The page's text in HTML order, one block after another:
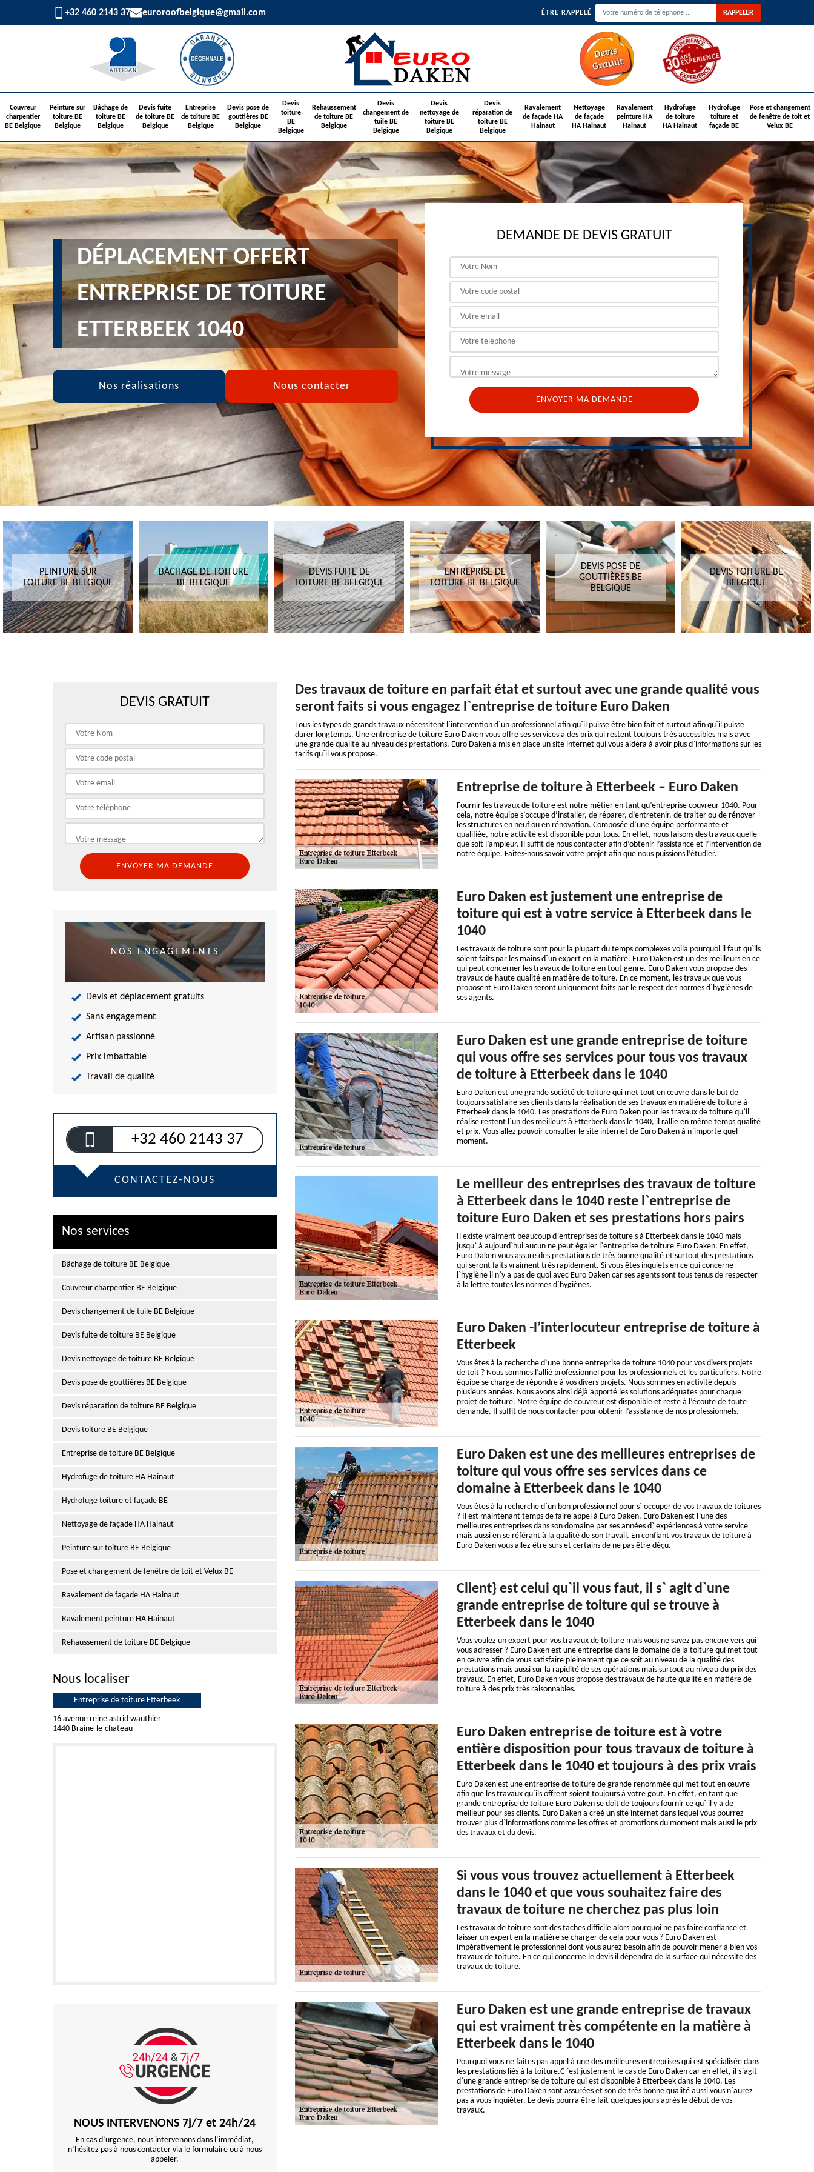
+32 460 2143 37 euroroofbelgique@gmail.com ÊTRE RAPPELÉ
Couvreur
charpentier
BE Belgique
Peinture sur
toiture BE
Belgique
Bâchage de
toiture BE
Belgique
Devis fuite
de toiture BE
Belgique
Entreprise
de toiture BE
Belgique
Devis pose de
gouttières BE
Belgique
Devis
toiture
BE
Belgique
Rehaussement
de toiture BE
Belgique
Devis
changement de
tuile BE
Belgique
Devis
nettoyage de
toiture BE
Belgique
Devis
réparation de
toiture BE
Belgique
Ravalement
de façade HA
Hainaut
Nettoyage
de façade
HA Hainaut
Ravalement
peinture HA
Hainaut
Hydrofuge
de toiture
HA Hainaut
Hydrofuge
toiture et
façade BE
Pose et changement
de fenêtre de toit et
Velux BE
DÉPLACEMENT OFFERT
ENTREPRISE DE TOITURE
ETTERBEEK 1040
Nos réalisations Nous contacter
DEMANDE DE DEVIS GRATUIT
PEINTURE SUR
TOITURE BE BELGIQUE
BÂCHAGE DE TOITURE
BE BELGIQUE
DEVIS FUITE DE
TOITURE BE BELGIQUE
ENTREPRISE DE
TOITURE BE BELGIQUE
DEVIS POSE DE
GOUTTIÈRES BE
BELGIQUE
DEVIS TOITURE BE
BELGIQUE
DEVIS GRATUIT
NOS ENGAGEMENTS
Devis et déplacement gratuits
Sans engagement
Artisan passionné
Prix imbattable
Travail de qualité
+32 460 2143 37
CONTACTEZ-NOUS
Nos services
Bâchage de toiture BE Belgique
Couvreur charpentier BE Belgique
Devis changement de tuile BE Belgique
Devis fuite de toiture BE Belgique
Devis nettoyage de toiture BE Belgique
Devis pose de gouttières BE Belgique
Devis réparation de toiture BE Belgique
Devis toiture BE Belgique
Entreprise de toiture BE Belgique
Hydrofuge de toiture HA Hainaut
Hydrofuge toiture et façade BE
Nettoyage de façade HA Hainaut
Peinture sur toiture BE Belgique
Pose et changement de fenêtre de toit et Velux BE
Ravalement de façade HA Hainaut
Ravalement peinture HA Hainaut
Rehaussement de toiture BE Belgique
Nous localiser
Entreprise de toiture Etterbeek
16 avenue reine astrid wauthier
1440 Braine-le-chateau
NOUS INTERVENONS 7j/7 et 24h/24
En cas d’urgence, nous intervenons dans l’immédiat,
n’hésitez pas à nous contacter via le formulaire ou à nous
appeler.
Des travaux de toiture en parfait état et surtout avec une grande qualité vous
seront faits si vous engagez l`entreprise de toiture Euro Daken
Tous les types de grands travaux nécessitent l`intervention d`un professionnel afin qu`il puisse être bien fait et surtout afin qu`il puisse
durer longtemps. Une entreprise de toiture Euro Daken vous offre ses services à des prix qui restent toujours très accessibles mais avec
une grande qualité au niveau des prestations. Euro Daken a mis en place un site internet qui vous aidera à avoir plus d`informations sur les
tarifs qu`il vous propose.
Entreprise de toiture à Etterbeek – Euro Daken
Fournir les travaux de toiture est notre métier en tant qu’entreprise couvreur 1040. Pour
cela, notre équipe s’occupe d’installer, de réparer, d’entretenir, de traiter ou de rénover
les structures en neuf ou en rénovation. Composée d’une équipe performante et
qualifiée, notre activité est disponible pour tous. En effet, nous faisons des travaux quelle
que soit l’ampleur. Il suffit de nous contacter afin d’obtenir l’assistance et l’intervention de
notre équipe. Faites-nous savoir votre projet afin que nous puissions l’étudier.
Euro Daken est justement une entreprise de
toiture qui est à votre service à Etterbeek dans le
1040
Les travaux de toiture sont pour la plupart du temps complexes voila pourquoi il faut qu`ils
soient faits par les mains d`un expert en la matière. Euro Daken est un des meilleurs en ce
qui peut concerner les travaux de toiture en tout genre. Euro Daken vous propose des
travaux de haute qualité en matière de toiture. En ce moment, les travaux que vous
proposent Euro Daken seront uniquement faits par le respect des normes d`hygiènes de
ses agents.
Euro Daken est une grande entreprise de toiture
qui vous offre ses services pour tous vos travaux
de toiture à Etterbeek dans le 1040
Euro Daken est une grande société de toiture qui met tout en œuvre dans le but de
toujours satisfaire ses clients dans la réalisation de ses travaux en matière de toiture à
Etterbeek dans le 1040. Les prestations de Euro Daken pour les travaux de toiture qu`il
réalise restent l`un des meilleurs à Etterbeek dans le 1040, il rallie en même temps qualité
et prix. Vous allez pouvoir consulter le site internet de Euro Daken à n`importe quel
moment.
Le meilleur des entreprises des travaux de toiture
à Etterbeek dans le 1040 reste l`entreprise de
toiture Euro Daken et ses prestations hors pairs
Il existe vraiment beaucoup d`entreprises de toiture s à Etterbeek dans le 1040 mais
jusqu` à aujourd`hui aucun ne peut égaler l`entreprise de toiture Euro Daken. En effet,
Euro Daken vous assure des prestations de très bonne qualité et surtout des prestations
qui seront faits vraiment très rapidement. Si vous êtes inquiets en ce qui concerne
l`hygiène il n`y a pas de quoi avec Euro Daken car ses agents sont tous tenus de respecter
à la lettre toutes les normes d`hygiènes.
Euro Daken -l’interlocuteur entreprise de toiture à
Etterbeek
Vous êtes à la recherche d’une bonne entreprise de toiture 1040 pour vos divers projets
de toit ? Nous sommes l’allié professionnel pour les professionnels et les particuliers. Notre
équipe se charge de répondre à vos divers projets. Nous sommes en activité depuis
plusieurs années. Nous avons ainsi déjà apporté les solutions adéquates pour chaque
projet de toiture. Notre équipe de couvreur est disponible et reste à l’écoute de toute
demande. Il suffit de nous contacter pour obtenir l’assistance de nos professionnels.
Euro Daken est une des meilleures entreprises de
toiture qui vous offre ses services dans ce
domaine à Etterbeek dans le 1040
Vous êtes à la recherche d`un bon professionnel pour s` occuper de vos travaux de toitures
? Il est maintenant temps de faire appel à Euro Daken. Euro Daken est l`une des
meilleures entreprises dans son domaine par ses années d` expériences à votre service
mais aussi en se référant à la qualité de son travail. En confiant vos travaux de toiture à
Euro Daken vous allez être surs et certains de ne pas être déçu.
Client} est celui qu`il vous faut, il s` agit d`une
grande entreprise de toiture qui se trouve à
Etterbeek dans le 1040
Vous voulez un expert pour vos travaux de toiture mais vous ne savez pas encore vers qui
vous adresser ? Euro Daken est une entreprise dans le domaine de la toiture qui met tout
en œuvre afin de vous satisfaire pleinement que ce soit au niveau de la qualité des
prestations mais aussi sur la rapidité de ses opérations mais surtout au niveau du prix des
travaux. En effet, Euro Daken vous propose des travaux de haute qualité en matière de
toiture à des prix très raisonnables.
Euro Daken entreprise de toiture est à votre
entière disposition pour tous travaux de toiture à
Etterbeek dans le 1040 et toujours à des prix vrais
Euro Daken est une entreprise de toiture de grande renommée qui met tout en œuvre
afin que les travaux qu`ils offrent soient toujours à votre gout. En effet, en tant que
grande entreprise de toiture Euro Daken se doit de toujours fournir ce qu` il y a de
meilleur pour ses clients. Euro Daken a créé un site internet dans lequel vous pourrez
trouver plus d`informations comme les offres et promotions du moment mais aussi le prix
des travaux et du devis.
Si vous vous trouvez actuellement à Etterbeek
dans le 1040 et que vous souhaitez faire des
travaux de toiture ne cherchez pas plus loin
Les travaux de toiture sont des taches difficile alors pourquoi ne pas faire confiance et
laisser un expert en la matière se charger de cela pour vous ? Euro Daken est
impérativement le professionnel dont vous aurez besoin afin de pouvoir mener à bien vos
travaux de toiture. En ce qui concerne le devis il dépendra de la surface qui nécessite des
travaux de toiture.
Euro Daken est une grande entreprise de travaux
qui est vraiment très compétente en la matière à
Etterbeek dans le 1040
Pourquoi vous ne faites pas appel à une des meilleures entreprises qui est spécialisée dans
les prestations liés à la toiture.C `est justement le cas de Euro Daken car en effet, il s`agit
d`une grande entreprise de toiture qui est disponible à Etterbeek dans le 1040. Les
prestations de Euro Daken sont assurées et son de très bonne qualité aussi vous n`aurez
pas à vous inquiéter. Le devis pourra être fait quelques jours après le début de vos
travaux.